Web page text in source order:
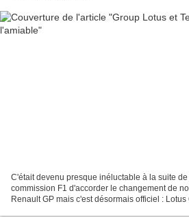
C'était devenu presque inéluctable à la suite
commission F1 d'accorder le changement de
Renault GP mais c'est désormais officiel :